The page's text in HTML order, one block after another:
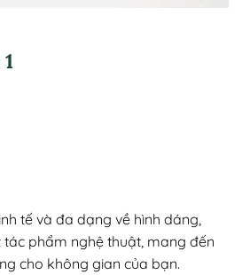
tế và đa dạng về hình dáng,
phẩm nghệ thuật, mang đến
cho không gian của bạn.